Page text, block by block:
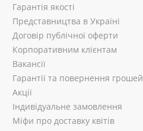
Гарантія якості
Представництва в Україні
Договір публічної оферти
Корпоративним клієнтам
Вакансії
Гарантії та повернення грошей
Акції
Індивідуальне замовлення
Міфи про доставку квітів